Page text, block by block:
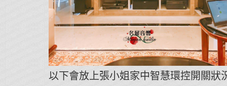
以下會放上張小姐家中智慧環控開關狀